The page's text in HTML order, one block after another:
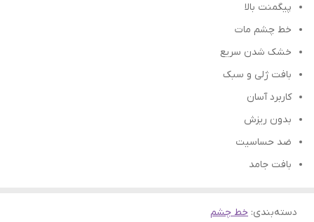
پیگمنت بالا
خط چشم مات
خشک شدن سریع
بافت ژلی و سبک
کاربرد آسان
بدون ریزش
ضد حساسیت
بافت جامد
دسته‌بندی: خط چشم